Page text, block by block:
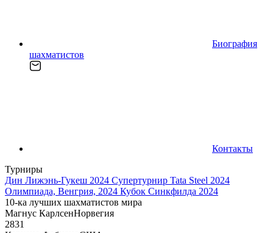
Биография
шахматистов
Контакты
Турниры
Дин Лижэнь-Гукеш 2024 Супертурнир Tata Steel 2024
Олимпиада, Венгрия, 2024 Кубок Синкфилда 2024
10-ка лучших шахматистов мира
Магнус КарлсенНорвегия
2831